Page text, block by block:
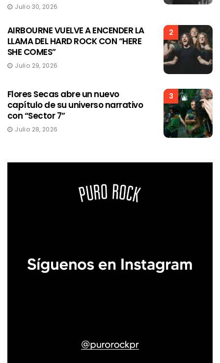
Julio 30, 2026
2
AIRBOURNE VUELVE A ENCENDER LA
LLAMA DEL HARD ROCK CON “HERE
SHE COMES”
Julio 29, 2026
3
Flores Secas abre un nuevo
capítulo de su universo narrativo
con “Sector 7”
Julio 28, 2026